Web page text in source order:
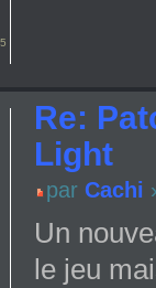
Re:
Light
par Cachi
Un
le jeu